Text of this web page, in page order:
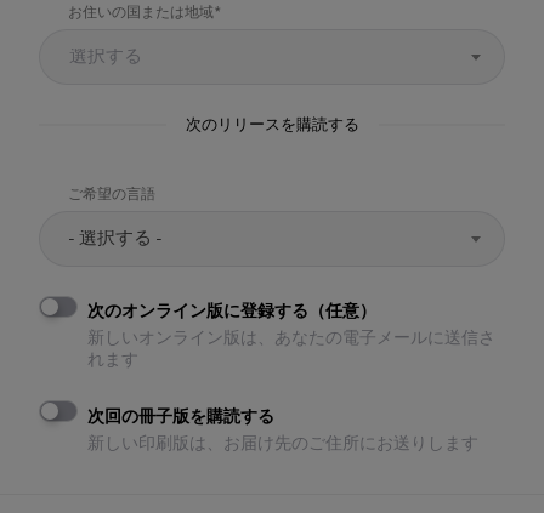
お住いの国または地域
選択する
次のリリースを購読する
ご希望の言語
- 選択する -
次のオンライン版に登録する（任意）
新しいオンライン版は、あなたの電子メールに送信さ
れます
次回の冊子版を購読する
新しい印刷版は、お届け先のご住所にお送りします